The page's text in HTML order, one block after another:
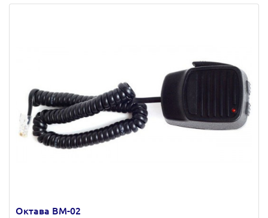
Октава ВМ-02